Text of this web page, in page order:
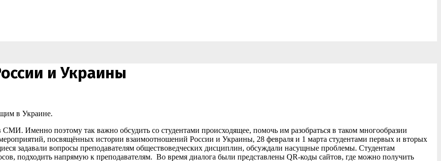
и Украины
в Украине.
Именно поэтому так важно обсудить со студентами происходящее, помочь им разобраться в таком многообразии
посвящённых истории взаимоотношений России и Украины, 28 февраля и 1 марта студентами первых и вторых
задавали вопросы преподавателям обществоведческих дисциплин, обсуждали насущные проблемы. Студентам
подходить напрямую к преподавателям. Во время диалога были представлены QR-коды сайтов, где можно получить